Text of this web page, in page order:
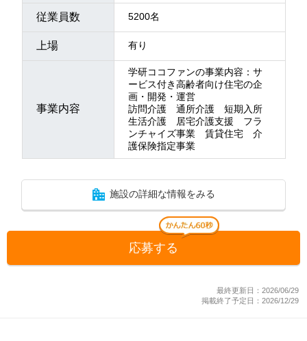
従業員数 5200名
上場 有り
事業内容
学研ココファンの事業内容：サ
ービス付き高齢者向け住宅の企
画・開発・運営
訪問介護 通所介護 短期入所
生活介護 居宅介護支援 フラ
ンチャイズ事業 賃貸住宅 介
護保険指定事業
施設の詳細な情報をみる
応募する
最終更新日：2026/06/29
掲載終了予定日：2026/12/29